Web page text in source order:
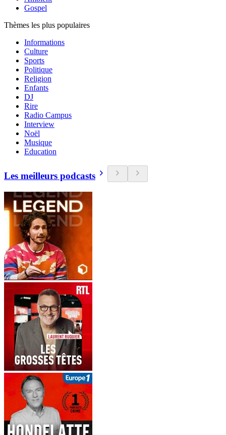
Gospel
Thèmes les plus populaires
Informations
Culture
Sports
Politique
Religion
Enfants
DJ
Rire
Radio Campus
Interview
Noël
Musique
Education
Les meilleurs podcasts